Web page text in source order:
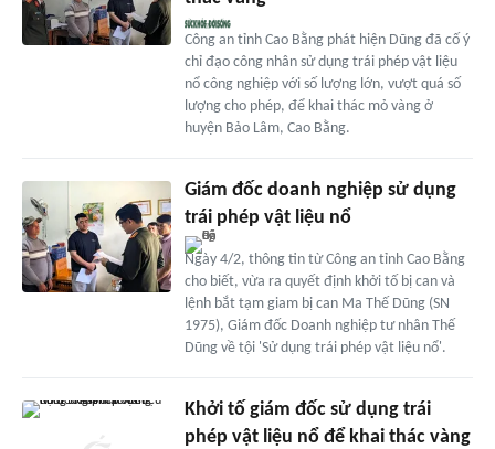
Công an tỉnh Cao Bằng phát hiện Dũng đã cố ý
chỉ đạo công nhân sử dụng trái phép vật liệu
nổ công nghiệp với số lượng lớn, vượt quá số
lượng cho phép, để khai thác mỏ vàng ở
huyện Bảo Lâm, Cao Bằng.
Giám đốc doanh nghiệp sử dụng
trái phép vật liệu nổ
Ngày 4/2, thông tin từ Công an tỉnh Cao Bằng
cho biết, vừa ra quyết định khởi tố bị can và
lệnh bắt tạm giam bị can Ma Thế Dũng (SN
1975), Giám đốc Doanh nghiệp tư nhân Thế
Dũng về tội 'Sử dụng trái phép vật liệu nổ'.
Khởi tố giám đốc sử dụng trái
phép vật liệu nổ để khai thác vàng